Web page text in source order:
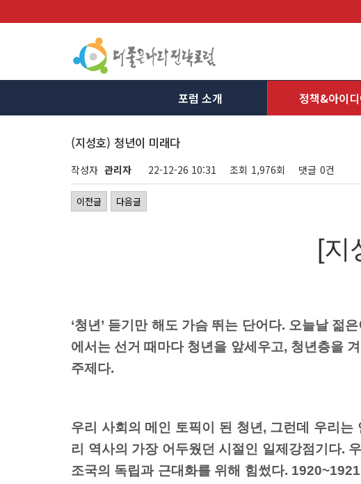
포럼 소개 정책&아이
(지성호) 청년이 미래다
작성자 관리자 22-12-26 10:31 조회 1,976회 댓글 0건
이전글 다음글
[지
‘청년’ 듣기만 해도 가슴 뛰는 단어다. 오늘날 젊
에서는 선거 때마다 청년을 앞세우고, 청년층을
주제다.
우리 사회의 메인 토픽이 된 청년, 그런데 우리는
리 역사의 가장 어두웠던 시절인 일제강점기다.
조국의 독립과 근대화를 위해 힘썼다.